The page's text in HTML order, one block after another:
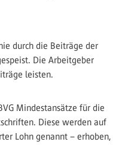
durch die Beiträge der
Die Arbeitgeber
leisten.
Mindestansätze für die
Diese werden auf
Lohn genannt – erhoben,